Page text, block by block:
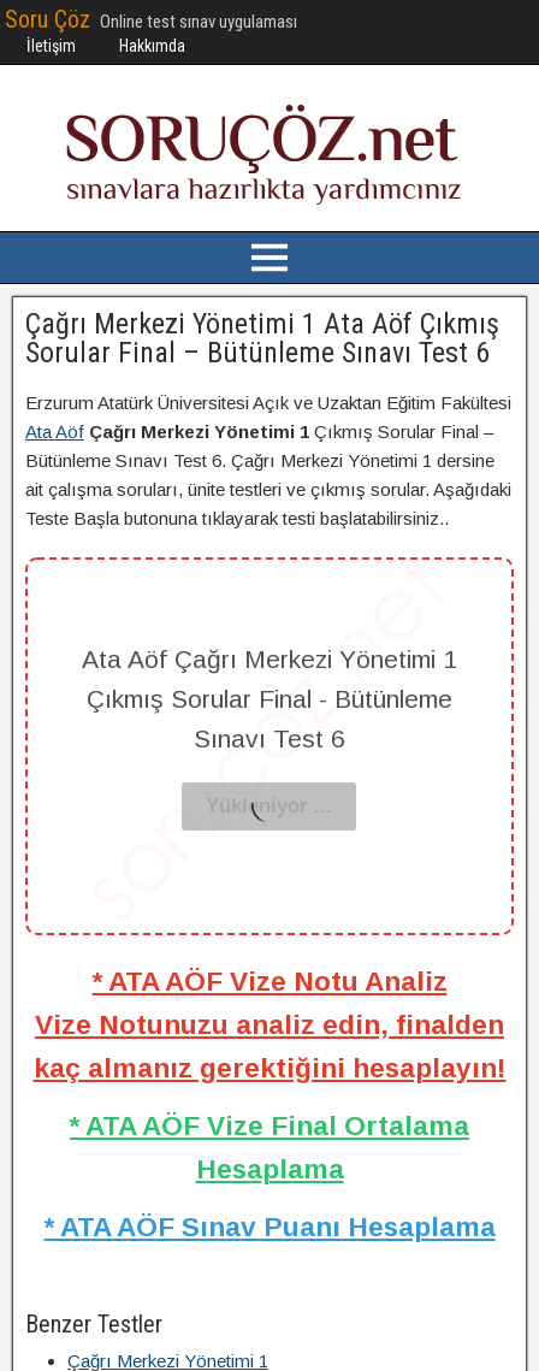
Soru Çöz Online test sınav uygulaması
İletişim Hakkımda
Çağrı Merkezi Yönetimi 1 Ata Aöf Çıkmış
Sorular Final – Bütünleme Sınavı Test 6
Erzurum Atatürk Üniversitesi Açık ve Uzaktan Eğitim Fakültesi
Ata Aöf Çağrı Merkezi Yönetimi 1 Çıkmış Sorular Final –
Bütünleme Sınavı Test 6. Çağrı Merkezi Yönetimi 1 dersine
ait çalışma soruları, ünite testleri ve çıkmış sorular. Aşağıdaki
Teste Başla butonuna tıklayarak testi başlatabilirsiniz..
Ata Aöf Çağrı Merkezi Yönetimi 1
Çıkmış Sorular Final - Bütünleme
Sınavı Test 6
* ATA AÖF Vize Notu Analiz
Vize Notunuzu analiz edin, finalden
kaç almanız gerektiğini hesaplayın!
* ATA AÖF Vize Final Ortalama
Hesaplama
* ATA AÖF Sınav Puanı Hesaplama
Benzer Testler
Çağrı Merkezi Yönetimi 1